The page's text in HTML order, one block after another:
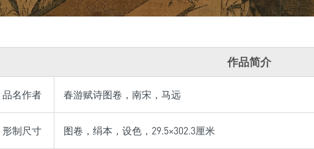
作品简介
品名作者 春游赋诗图卷，南宋，马远
形制尺寸 图卷，绢本，设色，29.5×302.3厘米